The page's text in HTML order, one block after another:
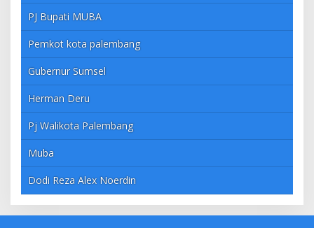
PJ Bupati MUBA
Pemkot kota palembang
Gubernur Sumsel
Herman Deru
Pj Walikota Palembang
Muba
Dodi Reza Alex Noerdin